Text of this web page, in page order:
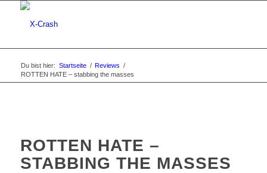
Du bist hier: Startseite / Reviews /
ROTTEN HATE – stabbing the masses
ROTTEN HATE –
STABBING THE MASSES